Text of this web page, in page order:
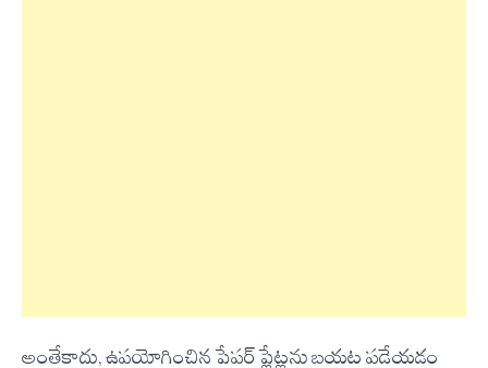
అంతేకాదు, ఉపయోగించిన పేపర్ ప్లేట్లను బయట పడేయడం